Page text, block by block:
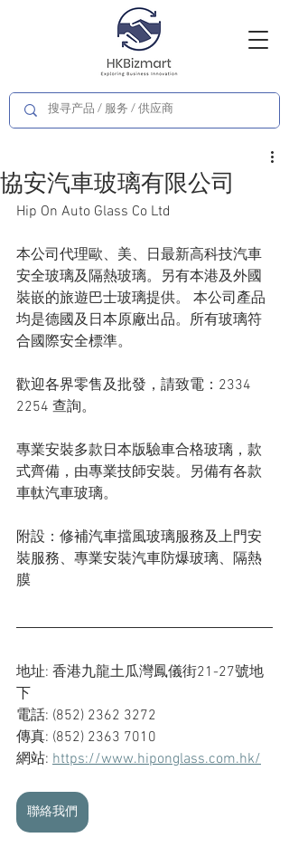
協安汽車玻璃有限公司
Hip On Auto Glass Co Ltd
本公司代理歐、美、日最新高科技汽車
安全玻璃及隔熱玻璃。另有本港及外國
裝嵌的旅遊巴士玻璃提供。 本公司產品
均是德國及日本原廠出品。所有玻璃符
合國際安全標準。
歡迎各界零售及批發，請致電：2334
2254 查詢。
專業安裝多款日本版驗車合格玻璃，款
式齊備，由專業技師安裝。另備有各款
車軚汽車玻璃。
附設：修補汽車擋風玻璃服務及上門安
裝服務、專業安裝汽車防爆玻璃、隔熱
膜
地址: 香港九龍土瓜灣鳳儀街21-27號地
下
電話: (852) 2362 3272
傳真: (852) 2363 7010
網站: https://www.hiponglass.com.hk/
聯絡我們